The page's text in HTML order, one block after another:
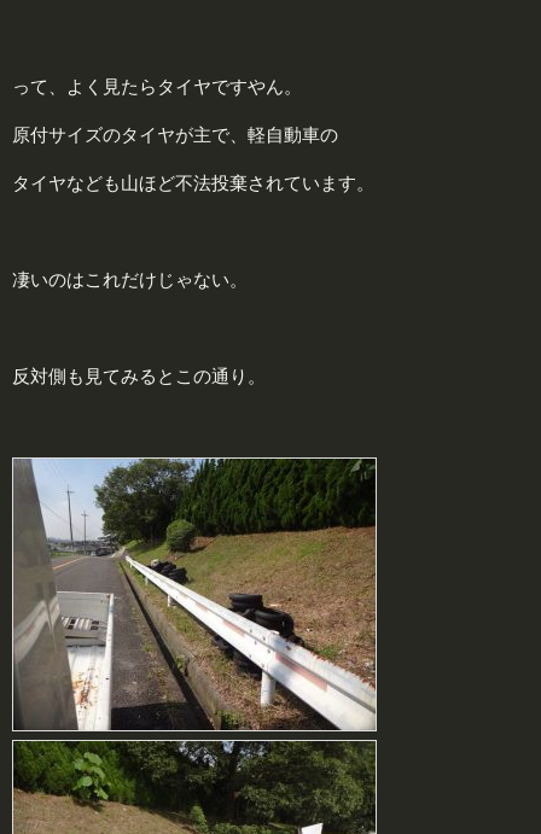
って、よく見たらタイヤですやん。
原付サイズのタイヤが主で、軽自動車の
タイヤなども山ほど不法投棄されています。
凄いのはこれだけじゃない。
反対側も見てみるとこの通り。